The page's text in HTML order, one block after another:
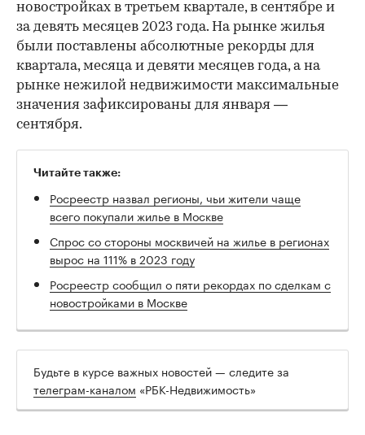
новостройках в третьем квартале, в сентябре и
за девять месяцев 2023 года. На рынке жилья
были поставлены абсолютные рекорды для
квартала, месяца и девяти месяцев года, а на
рынке нежилой недвижимости максимальные
значения зафиксированы для января —
сентября.
Читайте также:
Росреестр назвал регионы, чьи жители чаще
всего покупали жилье в Москве
Спрос со стороны москвичей на жилье в регионах
вырос на 111% в 2023 году
Росреестр сообщил о пяти рекордах по сделкам с
новостройками в Москве
Будьте в курсе важных новостей — следите за
телеграм-каналом «РБК-Недвижимость»